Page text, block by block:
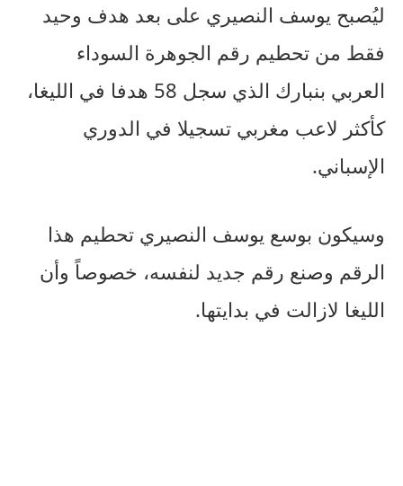
ليُصبح يوسف النصيري على بعد هدف وحيد
فقط من تحطيم رقم الجوهرة السوداء
العربي بنبارك الذي سجل 58 هدفا في الليغا،
كأكثر لاعب مغربي تسجيلا في الدوري
الإسباني.
وسيكون بوسع يوسف النصيري تحطيم هذا
الرقم وصنع رقم جديد لنفسه، خصوصاً وأن
الليغا لازالت في بدايتها.